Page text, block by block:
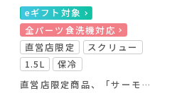
eギフト対象
全パーツ食洗機対応
直営店限定
スクリュー
1.5L
保冷
直営店限定商品、「サーモス スタイリングシリーズ LOGO」